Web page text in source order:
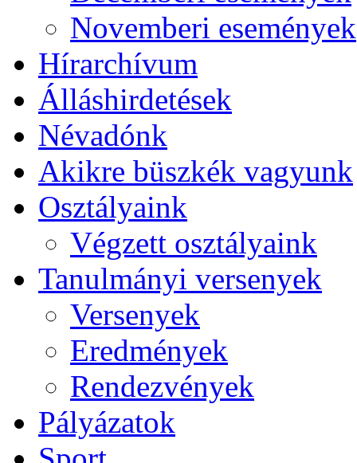
Novemberi események
Hírarchívum
Álláshirdetések
Névadónk
Akikre büszkék vagyunk
Osztályaink
Végzett osztályaink
Tanulmányi versenyek
Versenyek
Eredmények
Rendezvények
Pályázatok